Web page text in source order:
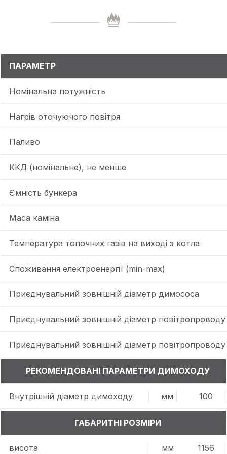
ПАРАМЕТР
Номінальна потужність
Нагрів оточуючого повітря
Паливо
ККД (номінальне), не менше
Ємність бункера
Маса каміна
Температура топочних газів на виході з котла
Споживання електроенергії (min-max)
Приєднувальний зовнішній діаметр димососа
Приєднувальний зовнішній діаметр
Приєднувальний зовнішній діаметр повітропроводу
РЕКОМЕНДОВАНІ ПАРАМЕТРИ ДИМОХОДУ
Внутрішній діаметр димоходу мм 100
ГАБАРИТНІ РОЗМІРИ
висота мм 1156